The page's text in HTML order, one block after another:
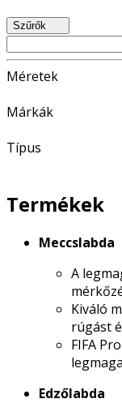
Szűrők
Méretek
Márkák
Típus
Termékek
Meccslabda
A
Kiváló
rúgást
FIFA
Edzőlabda